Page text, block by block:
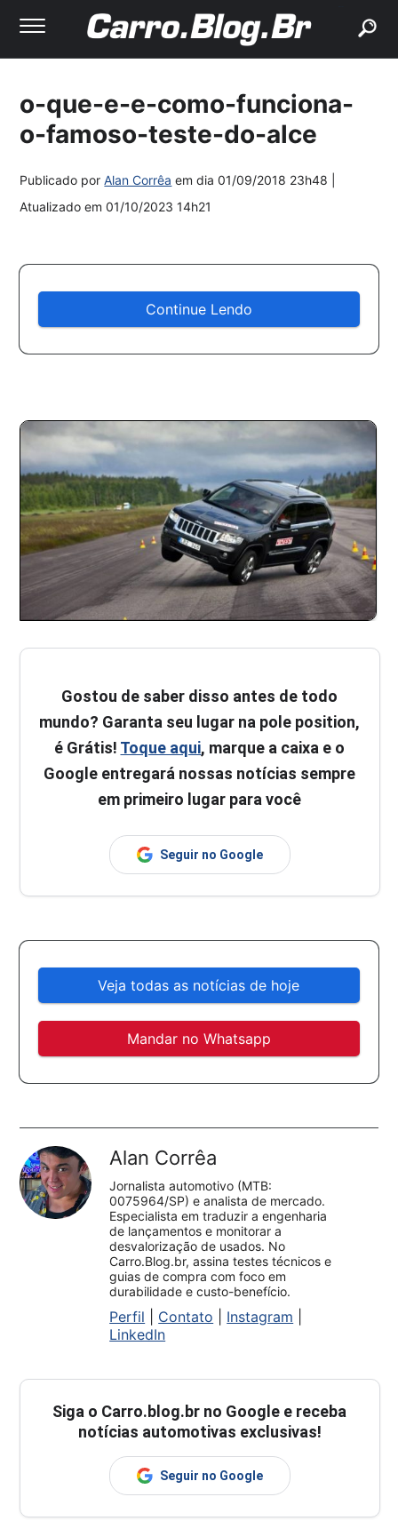
o-que-e-e-como-funciona-
o-famoso-teste-do-alce
Publicado porAlan Corrêa em dia01/09/2018 23h48
Atualizado em01/10/2023 14h21
Continue Lendo
Gostou de saber disso antes de todo
mundo? Garanta seu lugar na pole position,
é Grátis! Toque aqui, marque a caixa e o
Google entregará nossas notícias sempre
em primeiro lugar para você
Seguir no Google
Veja todas as notícias de hoje
Mandar no Whatsapp
Alan Corrêa
Jornalista automotivo (MTB:
0075964/SP) e analista de mercado.
Especialista em traduzir a engenharia
de lançamentos e monitorar a
desvalorização de usados. No
Carro.Blog.br, assina testes técnicos e
guias de compra com foco em
durabilidade e custo-benefício.
Perfil Contato Instagram
LinkedIn
Siga o Carro.blog.br no Google e receba
notícias automotivas exclusivas!
Seguir no Google